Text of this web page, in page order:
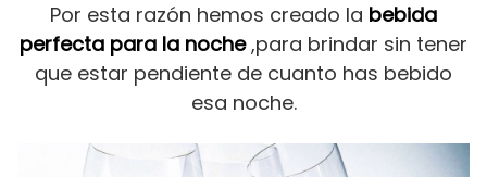
Por esta razón hemos creado la bebida
perfecta para la noche,para brindar sin tener
que estar pendiente de cuanto has bebido
esa noche.